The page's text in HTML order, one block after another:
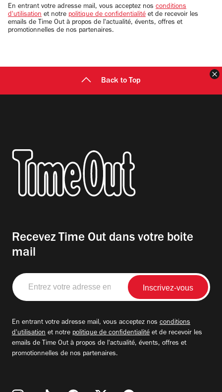
email
En entrant votre adresse mail, vous acceptez nos conditions
d'utilisation et notre politique de confidentialité et de recevoir les
emails de Time Out à propos de l'actualité, évents, offres et
promotionnelles de nos partenaires.
Back to Top
Recevez Time Out dans votre boite
mail
Entrez
votre
adresse
En entrant votre adresse mail, vous acceptez nos conditions
d'utilisation et notre politique de confidentialité et de recevoir les
emails de Time Out à propos de l'actualité, évents, offres et
promotionnelles de nos partenaires.